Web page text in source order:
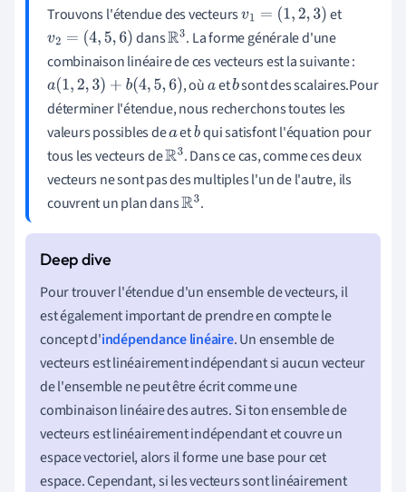
Trouvons l'étendue des vecteursv1=(1 2,3)
et
v2=(4 5,6) dansR3. La forme générale d'une
combinaison linéaire de ces vecteurs est la suivante :
a(1,2,3)+b 4,5,6) , oùa etbsont des scalaires.Pour
déterminer l'étendue, nous recherchons toutes les
valeurs possibles deaetbqui satisfont l'équation pour
tous les vecteurs deR3 . Dans ce cas, comme ces deux
vecteurs ne sont pas des multiples l'un de l'autre, ils
couvrent un plan dansR3 .
Pour trouver l'étendue d'un ensemble de vecteurs, il
est également important de prendre en compte le
concept d'indépendance linéaire. Un ensemble de
vecteurs est linéairement indépendant si aucun vecteur
de l'ensemble ne peut être écrit comme une
combinaison linéaire des autres. Si ton ensemble de
vecteurs est linéairement indépendant et couvre un
espace vectoriel, alors il forme une base pour cet
espace. Cependant, si les vecteurs sont linéairement